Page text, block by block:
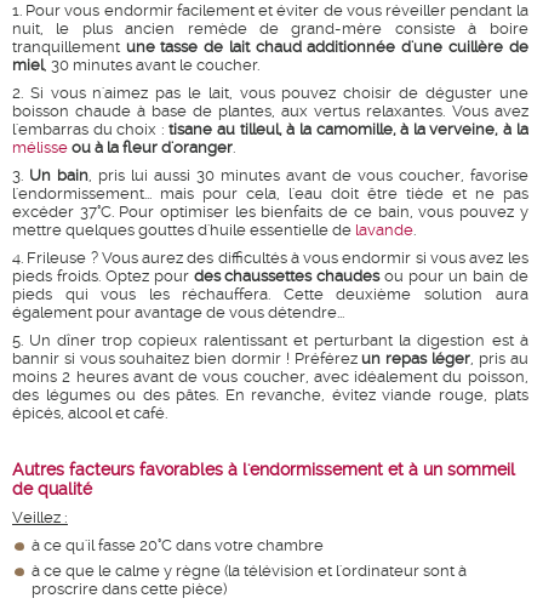
1. Pour vous endormir facilement et éviter de vous réveiller pendant la
nuit, le plus ancien remède de grand-mère consiste à boire
tranquillement une tasse de lait chaud additionnée d'une cuillère de
miel, 30 minutes avant le coucher.
2. Si vous n'aimez pas le lait, vous pouvez choisir de déguster une
boisson chaude à base de plantes, aux vertus relaxantes. Vous avez
l'embarras du choix :tisane au tilleul, à la camomille, à la verveine, à la
mélisse ou à la fleur d'oranger.
3. Un bain, pris lui aussi 30 minutes avant de vous coucher, favorise
l'endormissement... mais pour cela, l'eau doit être tiède et ne pas
excéder 37°C. Pour optimiser les bienfaits de ce bain, vous pouvez y
mettre quelques gouttes d'huile essentielle de lavande.
4. Frileuse ? Vous aurez des difficultés à vous endormir si vous avez les
pieds froids. Optez pour des chaussettes chaudesou pour un bain de
pieds qui vous les réchauffera. Cette deuxième solution aura
également pour avantage de vous détendre...
5. Un dîner trop copieux ralentissant et perturbant la digestion est à
bannir si vous souhaitez bien dormir ! Préférezun repas léger, pris au
moins 2 heures avant de vous coucher, avec idéalement du poisson,
des légumes ou des pâtes. En revanche, évitez viande rouge, plats
épicés, alcool et café.
Autres facteurs favorables à l'endormissement et à un sommeil
de qualité
Veillez :
à ce qu'il fasse 20°C dans votre chambre
à ce que le calme y règne (la télévision et l'ordinateur sont à
proscrire dans cette pièce)